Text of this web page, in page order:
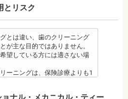
ときに痛みが出る顎関節症を
す。
になることもあります。噛み
子供にとって大きなストレス
。装置装着後もしっかりと状
ください。
肩のこり、強い倦怠感、吐き
き気止め等、歯科医師の指示
ング、歯を清潔にしてリスク
虫歯や歯周病の治療が行えな
らの治療を終わらせる必要が
歯科の場合は、一般の歯科で
行う必要もあります。
する場合があります。治療終
置の周りなど、ブラッシング
分ができるため、虫歯や歯周
ます。間食を控え、矯正治療
グ指導を歯科医師より受けて
ング、歯を清潔にしてリスク
院でのケアも予防に役立ちま
根を埋め込み、その上に人工
め込む骨の厚みを増やす手術
間を要することになります。
受けると定期検診、メインテ
ばいけません。人工物である
なることはありませんが、日
テナンスが必要となります。
る可能性があります。インプ
療は、本数が多いと費用が高
ります。また、陶器であり強
は不向きです。前歯でも欠け
め、歯ぎしりのクセがある方
する場合もあります。
あるため、検討される方は、
歯学部卒業
院にて研修
とリスク
とは違い、歯のクリーニング
が主な目的ではありません。
望している方には適さない場
ーニングは、保険診療よりも1
ナル・メカニカル・ティー